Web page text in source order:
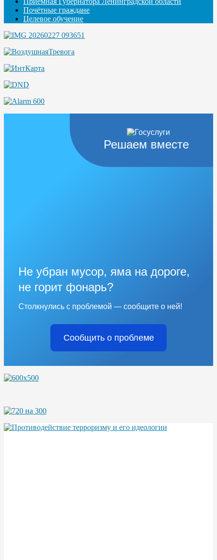
Почётные граждане
Целевое обучение
Решаем вместе
Не убран мусор, яма на дороге,
не горит фонарь?
Столкнулись с проблемой — сообщите о ней!
Сообщить о проблеме